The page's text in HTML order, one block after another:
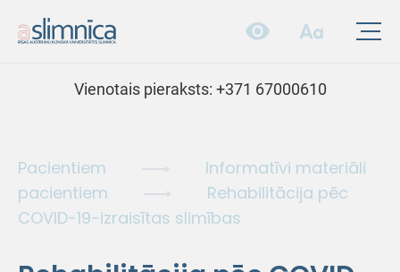
Vienotais pieraksts: +371 67000610
Pacientiem
Informatīvi materiāli
pacientiem
Rehabilitācija pēc
COVID-19-izraisītas slimības